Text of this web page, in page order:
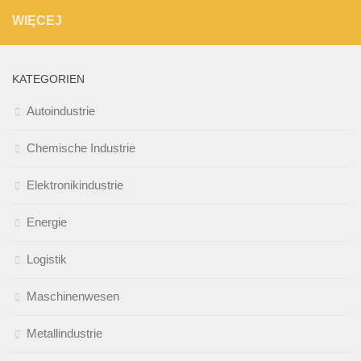
WIĘCEJ
KATEGORIEN
Autoindustrie
Chemische Industrie
Elektronikindustrie
Energie
Logistik
Maschinenwesen
Metallindustrie